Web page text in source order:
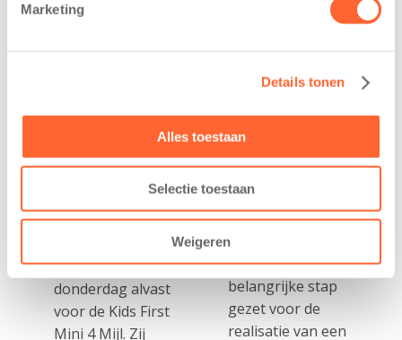
Marketing
Details tonen
Alles toestaan
Selectie toestaan
Weigeren
Kinderen BSO
Westerburcht
Mini 4 Mijl
7 augustus 2026
2026 – Kinderen
van BSO De
Eelde trainden
donderdag alvast
voor de Kids First
Mini 4 Mijl. Zij
koopcontract
voor nieuw
wijk Wiarda in
Leeuwarden
11 juni 2026
Leeuwarden –
Kids First
Kinderopvang
heeft een
belangrijke stap
gezet voor de
realisatie van een